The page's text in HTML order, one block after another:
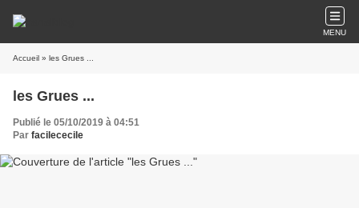
MENU
Accueil » les Grues ...
les Grues ...
Publié le 05/10/2019 à 04:51
Par facilececile